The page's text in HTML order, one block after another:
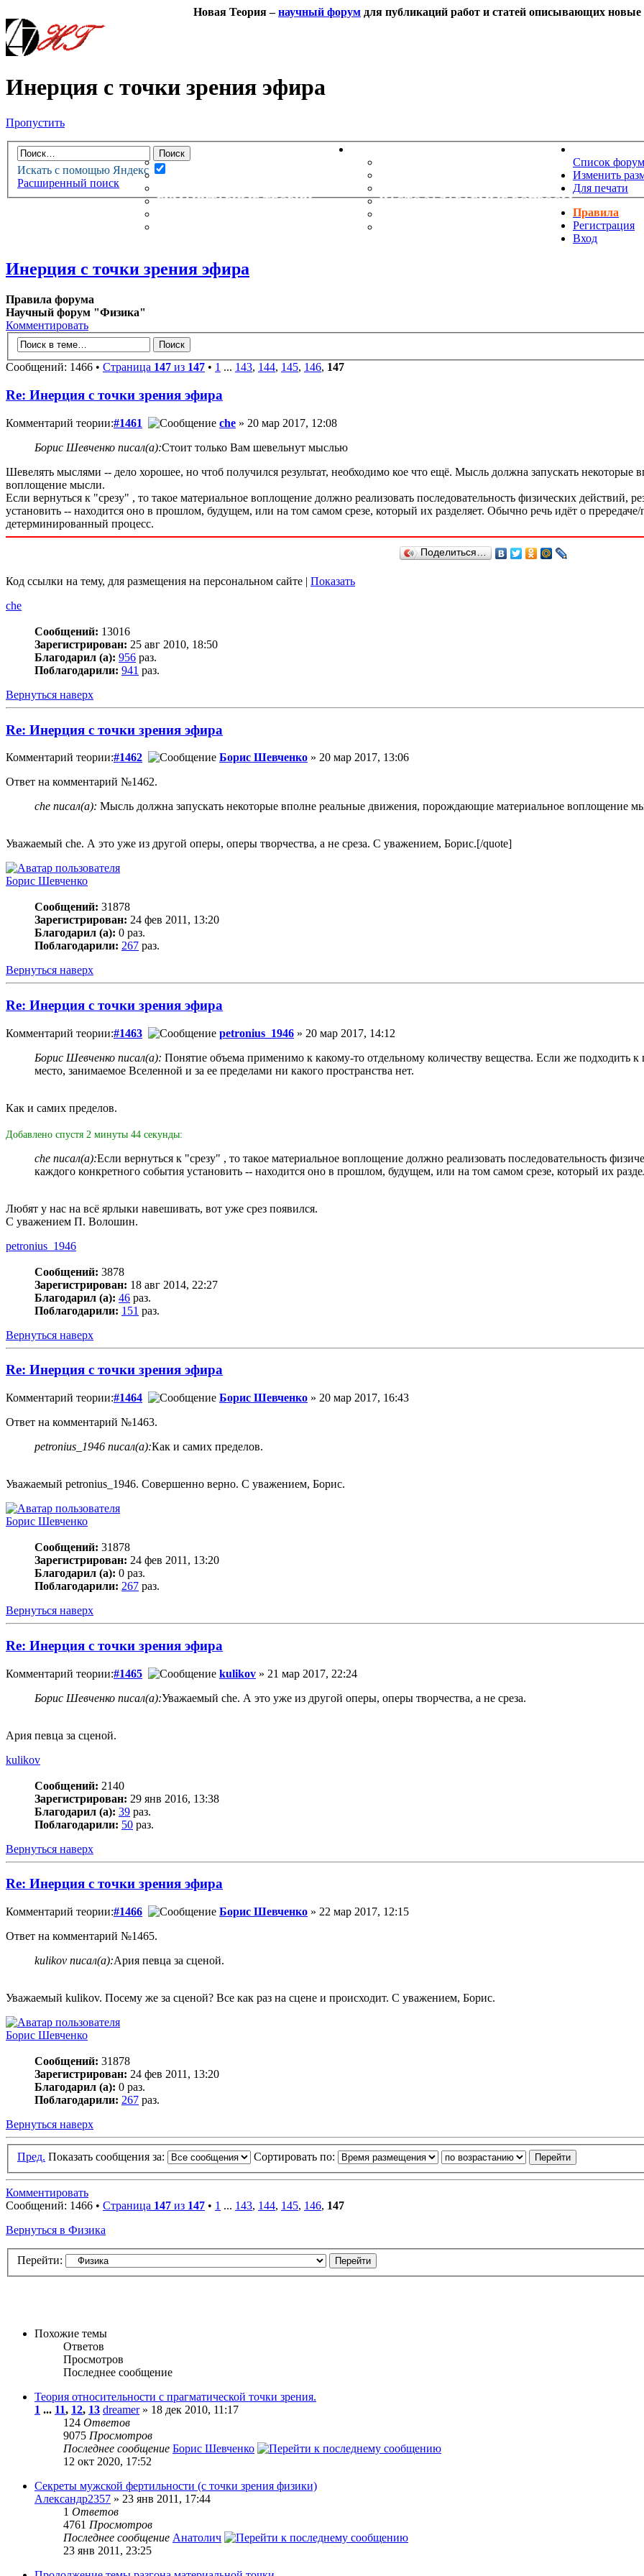
Новая Теория –научный форум для публикаций работ и статей описывающих новые
Инерция с точки зрения эфира
Пропустить
Искать с помощью Яндекс
Расширенный поиск
НОВАЯ ТЕОРИЯФОРУМ
НОВЫЕ СООБЩЕНИЯ
НЕПРОЧИТАННЫЕ СООБЩЕНИЯ
ГУМАНИТАРНЫЕ ТЕОРИИ
ЧАСТО ЗАДАВАЕМЫЕ ВОПРОСЫ
Список
Изменить
Для печати
Правила
Регистрация
Вход
Инерция с точки зрения эфира
Правила форума
Научный форум "Физика"
Комментировать
Сообщений: 1466 • Страница 147 из 147 • 1 ... 143, 144, 145, 146, 147
Re: Инерция с точки зрения эфира
Комментарий теории:#1461 che » 20 мар 2017, 12:08
Борис Шевченко писал(а):Стоит только Вам шевельнут мыслью
Шевелять мыслями -- дело хорошее, но чтоб получился результат, необходимо кое что ещё. Мысль должна запускать
воплощение мысли.
Если вернуться к "срезу" , то такое материальное воплощение должно реализовать последовательность физических действий,
установить -- находится оно в прошлом, будущем, или на том самом срезе, который их разделяет. Обычно речь идёт о
детерминированный процесс.
Поделиться…
Код ссылки на тему, для размещения на персональном сайте | Показать
che
Сообщений: 13016
Зарегистрирован: 25 авг 2010, 18:50
Благодарил (а): 956 раз.
Поблагодарили: 941 раз.
Вернуться наверх
Re: Инерция с точки зрения эфира
Комментарий теории:#1462 Борис Шевченко » 20 мар 2017, 13:06
Ответ на комментарий №1462.
che писал(а): Мысль должна запускать некоторые вполне реальные движения, порождающие материальное воплощение
Уважаемый che. А это уже из другой оперы, оперы творчества, а не среза. С уважением, Борис.[/quote]
Борис Шевченко
Сообщений: 31878
Зарегистрирован: 24 фев 2011, 13:20
Благодарил (а): 0 раз.
Поблагодарили: 267 раз.
Вернуться наверх
Re: Инерция с точки зрения эфира
Комментарий теории:#1463 petronius_1946 » 20 мар 2017, 14:12
Борис Шевченко писал(а): Понятие объема применимо к какому-то отдельному количеству вещества. Если же подходить к
место, занимаемое Вселенной и за ее пределами ни какого пространства нет.
Как и самих пределов.
Добавлено спустя 2 минуты 44 секунды:
che писал(а):Если вернуться к "срезу" , то такое материальное воплощение должно реализовать последовательность
каждого конкретного события установить -- находится оно в прошлом, будущем, или на том самом срезе, который их
Любят у нас на всё ярлыки навешивать, вот уже срез появился.
С уважением П. Волошин.
petronius_1946
Сообщений: 3878
Зарегистрирован: 18 авг 2014, 22:27
Благодарил (а): 46 раз.
Поблагодарили: 151 раз.
Вернуться наверх
Re: Инерция с точки зрения эфира
Комментарий теории:#1464 Борис Шевченко » 20 мар 2017, 16:43
Ответ на комментарий №1463.
petronius_1946 писал(а):Как и самих пределов.
Уважаемый petronius_1946. Совершенно верно. С уважением, Борис.
Борис Шевченко
Сообщений: 31878
Зарегистрирован: 24 фев 2011, 13:20
Благодарил (а): 0 раз.
Поблагодарили: 267 раз.
Вернуться наверх
Re: Инерция с точки зрения эфира
Комментарий теории:#1465 kulikov » 21 мар 2017, 22:24
Борис Шевченко писал(а):Уважаемый che. А это уже из другой оперы, оперы творчества, а не среза.
Ария певца за сценой.
kulikov
Сообщений: 2140
Зарегистрирован: 29 янв 2016, 13:38
Благодарил (а): 39 раз.
Поблагодарили: 50 раз.
Вернуться наверх
Re: Инерция с точки зрения эфира
Комментарий теории:#1466 Борис Шевченко » 22 мар 2017, 12:15
Ответ на комментарий №1465.
kulikov писал(а):Ария певца за сценой.
Уважаемый kulikov. Посему же за сценой? Все как раз на сцене и происходит. С уважением, Борис.
Борис Шевченко
Сообщений: 31878
Зарегистрирован: 24 фев 2011, 13:20
Благодарил (а): 0 раз.
Поблагодарили: 267 раз.
Вернуться наверх
Пред. Показать сообщения за: Сортировать по:
Комментировать
Сообщений: 1466 • Страница 147 из 147 • 1 ... 143, 144, 145, 146, 147
Вернуться в Физика
Перейти:
Похожие темы
Ответов
Просмотров
Последнее сообщение
Теория относительности с прагматической точки зрения.
1 ... 11, 12, 13 dreamer» 18 дек 2010, 11:17
124 Ответов
9075 Просмотров
Последнее сообщение Борис Шевченко
12 окт 2020, 17:52
Секреты мужской фертильности (с точки зрения физики)
Александр2357 » 23 янв 2011, 17:44
1 Ответов
4761 Просмотров
Последнее сообщение Анатолич
23 янв 2011, 23:25